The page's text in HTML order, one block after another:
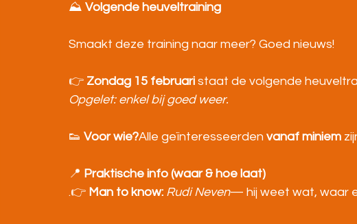
⛰️ Volgende heuveltraining
Smaakt deze training naar meer? Goed nieuws!
👉 Zondag 15 februari staat de volgende
Opgelet: enkel bij goed weer.
👟 Voor wie?Alle geïnteresseerden vanaf miniem
📍 Praktische info (waar & hoe laat)
.👉 Man to know: Rudi Neven— hij weet wat, waar